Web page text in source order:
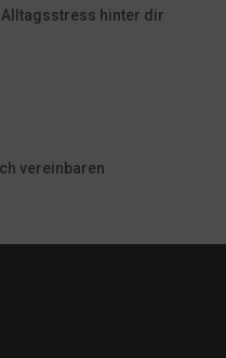
Alltagsstress hinter dir
vereinbaren